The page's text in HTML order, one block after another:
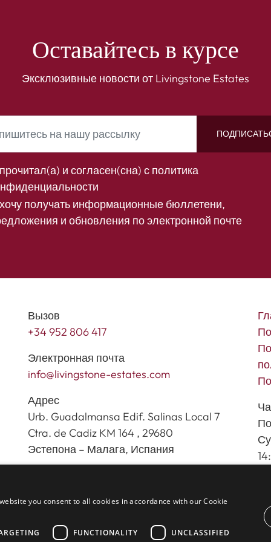
Оставайтесь в курсе
Эксклюзивные новости от Livingstone Estates
и согласен(сна) с политика
получать информационные бюллетени,
и обновления по электронной почте
Вызов
+34 952 806 417
Электронная почта
info@livingstone-estates.com
Адрес
Urb. Guadalmansa Edif. Salinas Local 7
Ctra. de Cadiz KM 164 , 29680
Эстепона – Малага, Испания
you consent to all cookies in accordance with our Cookie
FUNCTIONALITY UNCLASSIFIED